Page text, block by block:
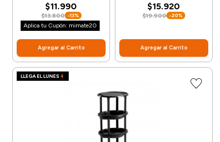
$11.990
$13.800 -13%
Aplica tu Cupón: mimate20
Agregar al Carrito
$15.920
$19.900 -20%
Agregar al Carrito
LLEGA EL LUNES